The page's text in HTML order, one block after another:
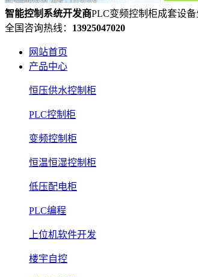
智能控制系统开发商PLC变频控制柜成套设
全国咨询热线： 13925047020
网站首页
产品中心
恒压供水控制柜
PLC控制柜
变频控制柜
恒温恒湿控制柜
低压配电柜
PLC编程
上位机软件开发
楼宇自控